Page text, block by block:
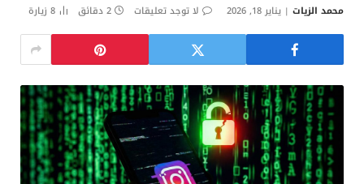
محمد الزيات يناير 18, 2026 لا توجد تعليقات 2 دقائق 8 زيارة